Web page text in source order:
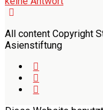
All content Copyright
Asienstiftung